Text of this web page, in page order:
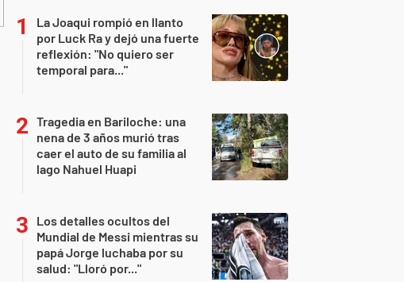
La Joaqui rompió en llanto
por Luck Ra y dejó una fuerte
reflexión: "No quiero ser
temporal para..."
Tragedia en Bariloche: una
nena de 3 años murió tras
caer el auto de su familia al
lago Nahuel Huapi
Los detalles ocultos del
Mundial de Messi mientras su
papá Jorge luchaba por su
salud: "Lloró por..."